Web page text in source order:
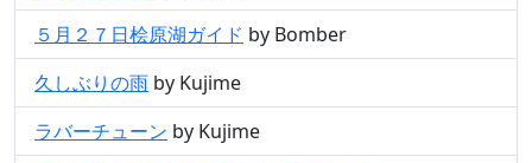
５月２７日桧原湖ガイド by Bomber
久しぶりの雨 by Kujime
ラバーチューン by Kujime